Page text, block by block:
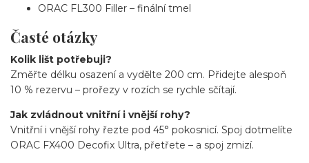
ORAC FL300 Filler – finální tmel
Časté otázky
Kolik lišt potřebuji?
Změřte délku osazení a vydělte 200 cm. Přidejte alespoň
10 % rezervu – prořezy v rozích se rychle sčítají.
Jak zvládnout vnitřní i vnější rohy?
Vnitřní i vnější rohy řezte pod 45° pokosnicí. Spoj dotmelíte
ORAC FX400 Decofix Ultra, přetřete – a spoj zmizí.